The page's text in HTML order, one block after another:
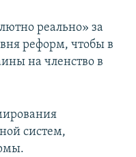
реально» за
реформ, чтобы в
на членство в
систем,